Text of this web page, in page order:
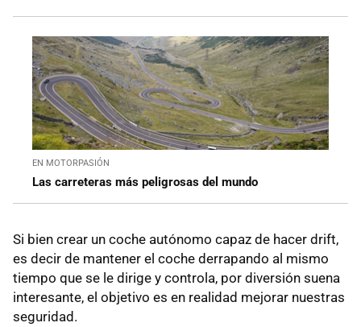
EN MOTORPASIÓN
Las carreteras más peligrosas del mundo
Si bien crear un coche autónomo capaz de hacer drift,
es decir de mantener el coche derrapando al mismo
tiempo que se le dirige y controla, por diversión suena
interesante, el objetivo es en realidad mejorar nuestras
seguridad.